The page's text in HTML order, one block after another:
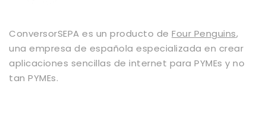
ConversorSEPA es un producto de Four Penguins,
una empresa de española especializada en crear
aplicaciones sencillas de internet para PYMEs y no
tan PYMEs.